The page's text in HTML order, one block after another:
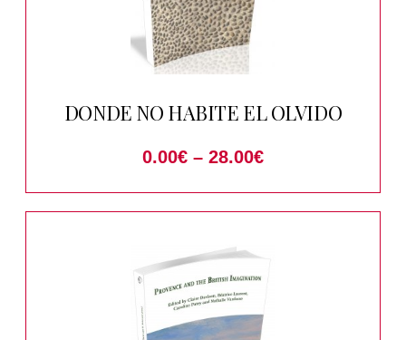
DONDE NO HABITE EL OLVIDO
0.00€ – 28.00€